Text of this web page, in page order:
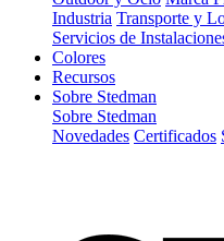
Industria Transporte y
Servicios de
Colores
Recursos
Sobre Stedman
Sobre Stedman
Novedades Certificados